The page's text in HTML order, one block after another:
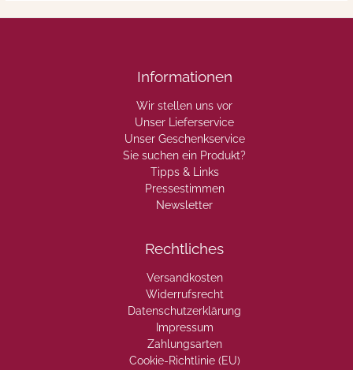
Informationen
Wir stellen uns vor
Unser Lieferservice
Unser Geschenkservice
Sie suchen ein Produkt?
Tipps & Links
Pressestimmen
Newsletter
Rechtliches
Versandkosten
Widerrufsrecht
Datenschutzerklärung
Impressum
Zahlungsarten
Cookie-Richtlinie (EU)